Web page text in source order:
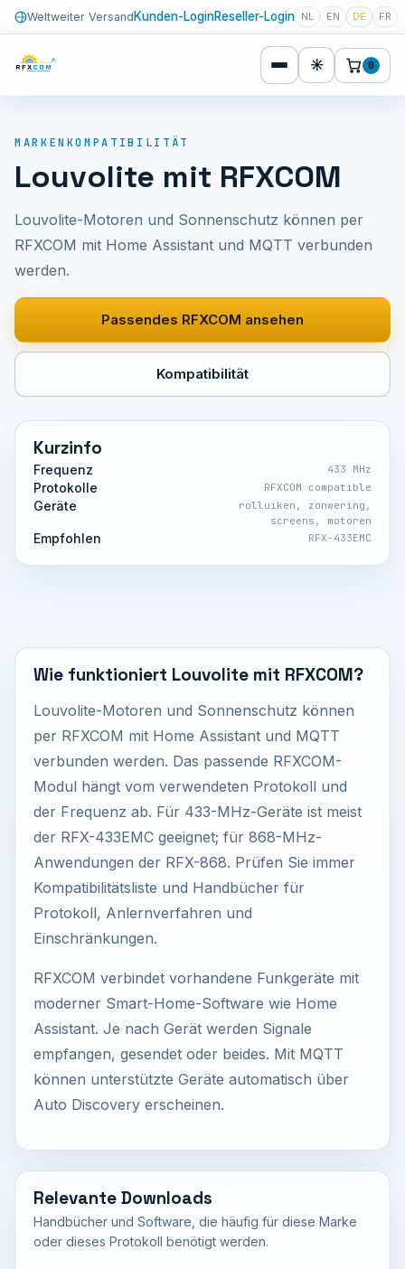
Weltweiter Versand Kunden-LoginReseller-Login NL EN DE FR
☀ 0
MARKENKOMPATIBILITÄT
Louvolite mit RFXCOM
Louvolite-Motoren und Sonnenschutz können per
RFXCOM mit Home Assistant und MQTT verbunden
werden.
Passendes RFXCOM ansehen
Kompatibilität
Kurzinfo
Frequenz 433 MHz
Protokolle RFXCOM compatible
Geräte
rolluiken, zonwering,
screens, motoren
Empfohlen RFX-433EMC
Wie funktioniert Louvolite mit RFXCOM?
Louvolite-Motoren und Sonnenschutz können
per RFXCOM mit Home Assistant und MQTT
verbunden werden. Das passende RFXCOM-
Modul hängt vom verwendeten Protokoll und
der Frequenz ab. Für 433-MHz-Geräte ist meist
der RFX-433EMC geeignet; für 868-MHz-
Anwendungen der RFX-868. Prüfen Sie immer
Kompatibilitätsliste und Handbücher für
Protokoll, Anlernverfahren und
Einschränkungen.
RFXCOM verbindet vorhandene Funkgeräte mit
moderner Smart-Home-Software wie Home
Assistant. Je nach Gerät werden Signale
empfangen, gesendet oder beides. Mit MQTT
können unterstützte Geräte automatisch über
Auto Discovery erscheinen.
Relevante Downloads
Handbücher und Software, die häufig für diese Marke
oder dieses Protokoll benötigt werden.